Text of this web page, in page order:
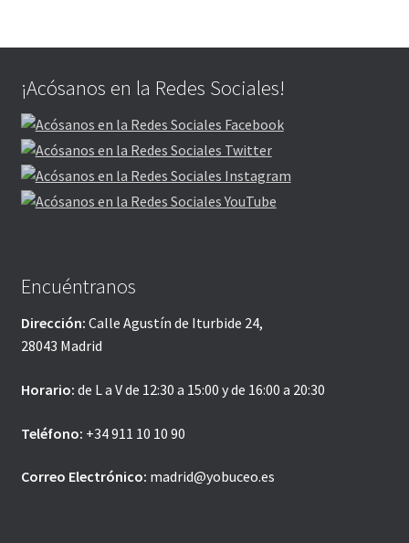
¡Acósanos en la Redes Sociales!
Encuéntranos
Dirección: Calle Agustín de Iturbide 24,
28043 Madrid
Horario: de L a V de 12:30 a 15:00 y de 16:00 a 20:30
Teléfono: +34 911 10 10 90
Correo Electrónico: madrid@yobuceo.es